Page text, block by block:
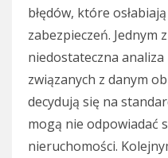
błędów, które
zabezpieczeń. Jednym
niedostateczna
związanych z danym
decydują się na
mogą nie odpowiadać
nieruchomości.